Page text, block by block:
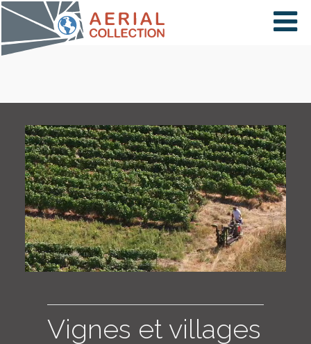
×
PAYS
CARTE
COLLECTIONS
LOGIN
Vignes et villages